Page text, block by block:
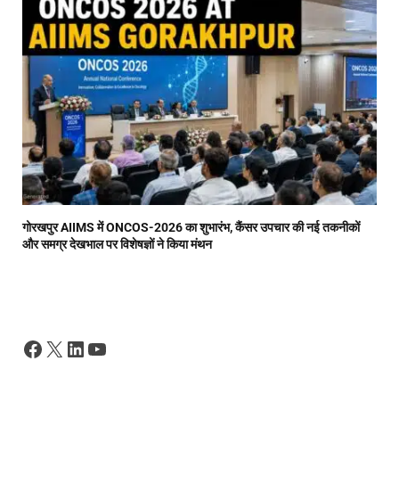
गोरखपुर AIIMS में ONCOS-2026 का शुभारंभ, कैंसर उपचार की नई तकनीकों
और समग्र देखभाल पर विशेषज्ञों ने किया मंथन
Facebook
X LinkedIn
YouTube